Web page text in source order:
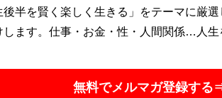
半を賢く楽しく生きる」をテーマに厳
します。仕事・お金・性・人間関係…人
無料でメルマガ登録す